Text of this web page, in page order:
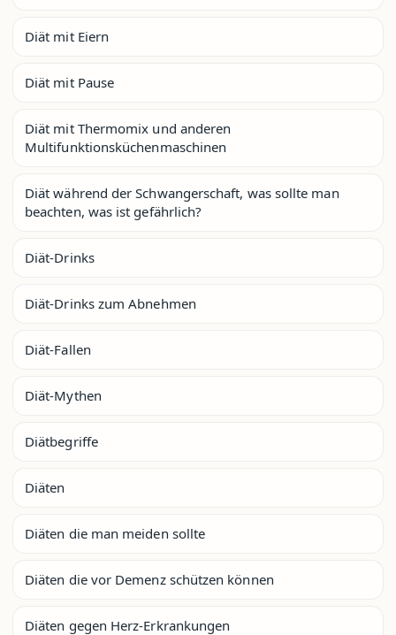
Diät mit Eiern
Diät mit Pause
Diät mit Thermomix und anderen
Multifunktionsküchenmaschinen
Diät während der Schwangerschaft, was sollte man
beachten, was ist gefährlich?
Diät-Drinks
Diät-Drinks zum Abnehmen
Diät-Fallen
Diät-Mythen
Diätbegriffe
Diäten
Diäten die man meiden sollte
Diäten die vor Demenz schützen können
Diäten gegen Herz-Erkrankungen